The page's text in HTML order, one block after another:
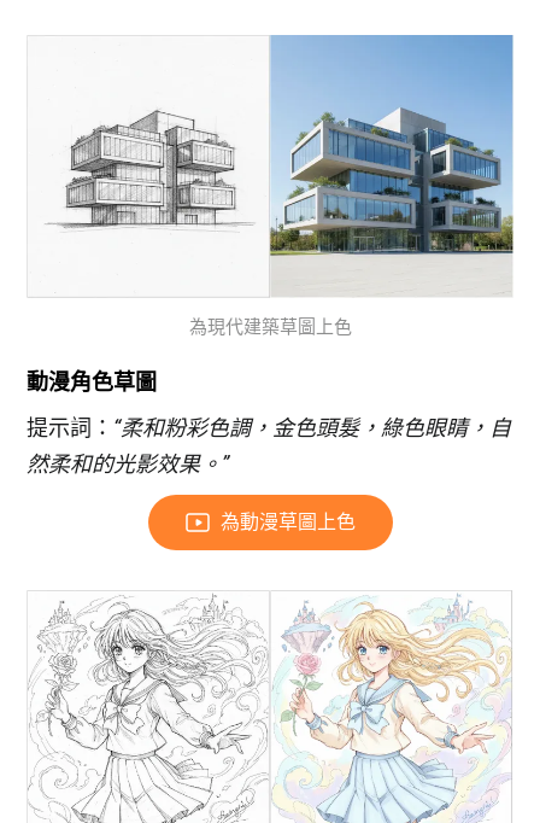
為現代建築草圖上色
動漫角色草圖
提示詞： “柔和粉彩色調，金色頭髮，綠色眼睛，自
然柔和的光影效果。”
為動漫草圖上色